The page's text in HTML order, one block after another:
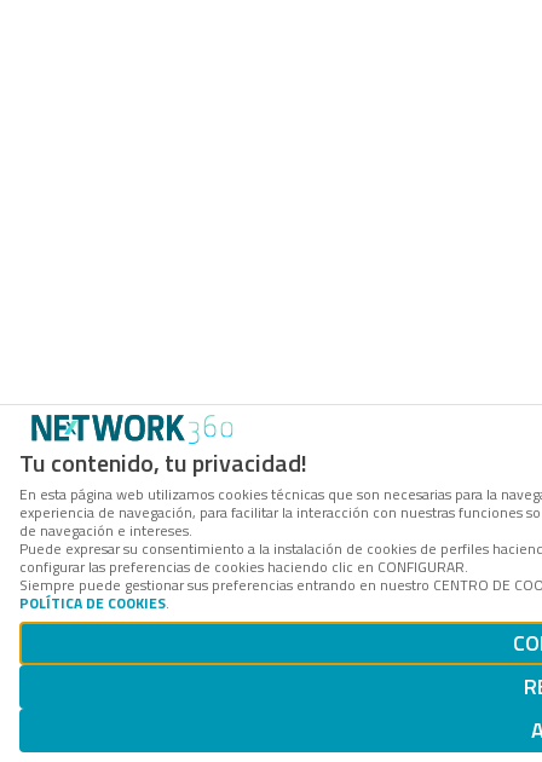
Tu contenido, tu privacidad!
En esta página web utilizamos cookies técnicas que son necesarias para la
experiencia de navegación, para facilitar la interacción con nuestras funciones
de navegación e intereses.
Puede expresar su consentimiento a la instalación de cookies de perfiles
configurar las preferencias de cookies haciendo clic en CONFIGURAR.
Siempre puede gestionar sus preferencias entrando en nuestro CENTRO DE
POLÍTICA DE COOKIES.